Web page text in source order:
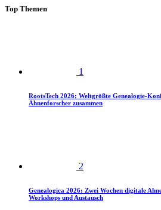
Top Themen
1
RootsTech 2026: Weltgrößte Genealogie-
Ahnenforscher zusammen
2
Genealogica 2026: Zwei Wochen digitale
Workshops und Austausch